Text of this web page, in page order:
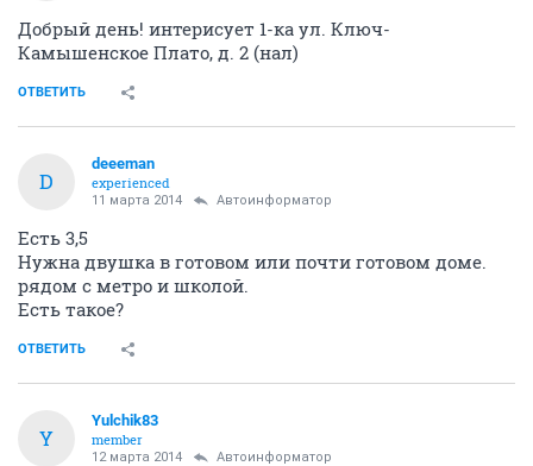
Добрый день! интерисует 1-ка ул. Ключ-
Камышенское Плато, д. 2 (нал)
ОТВЕТИТЬ
D
deeeman
experienced
11 марта 2014 Автоинформатор
Есть 3,5
Нужна двушка в готовом или почти готовом доме.
рядом с метро и школой.
Есть такое?
ОТВЕТИТЬ
Y
Yulchik83
member
12 марта 2014 Автоинформатор